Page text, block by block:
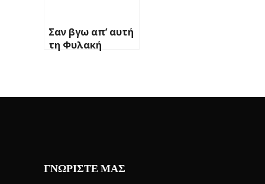
Σαν βγω απ’ αυτή
τη Φυλακή
ΓΝΩΡΙΣΤΕ ΜΑΣ